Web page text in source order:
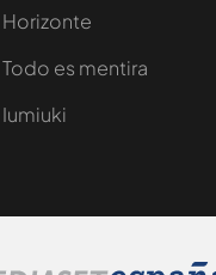
Horizonte
Todo es mentira
Iumiuki